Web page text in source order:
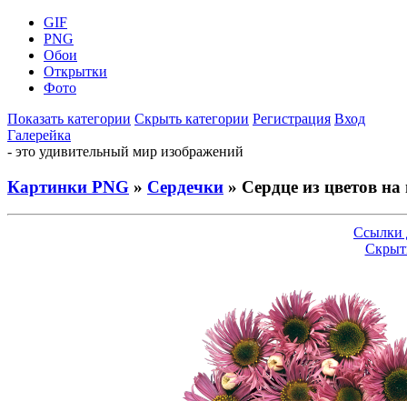
GIF
PNG
Обои
Открытки
Фото
Показать категории Скрыть категории Регистрация Вход
Галерейка
- это удивительный мир изображений
Картинки PNG » Сердечки » Сердце из цветов
Ссылки